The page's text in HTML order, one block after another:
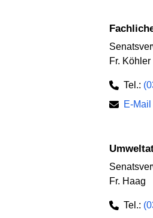
Fr. Köhler
Tel.:
E-Mail
Fr. Haag
Tel.: